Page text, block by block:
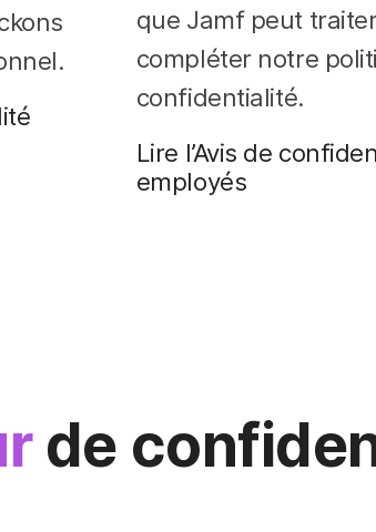
que Jamf peut
compléter notre
confidentialité.
Lire l’Avis de
employés
de